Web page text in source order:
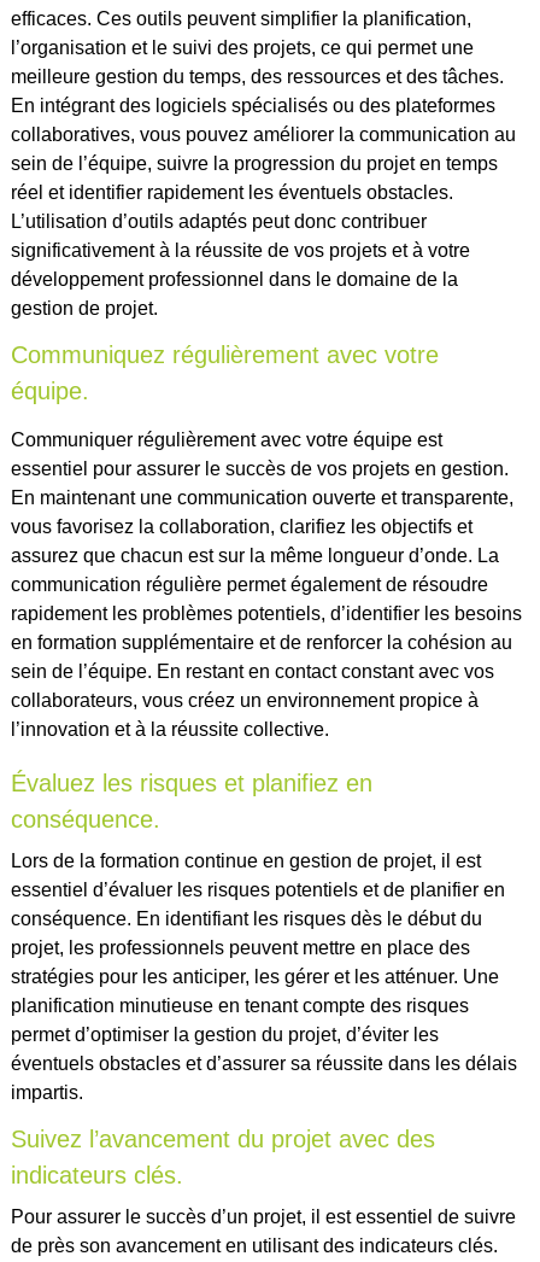
efficaces. Ces outils peuvent simplifier la planification,
l’organisation et le suivi des projets, ce qui permet une
meilleure gestion du temps, des ressources et des tâches.
En intégrant des logiciels spécialisés ou des plateformes
collaboratives, vous pouvez améliorer la communication au
sein de l’équipe, suivre la progression du projet en temps
réel et identifier rapidement les éventuels obstacles.
L’utilisation d’outils adaptés peut donc contribuer
significativement à la réussite de vos projets et à votre
développement professionnel dans le domaine de la
gestion de projet.
Communiquez régulièrement avec votre
équipe.
Communiquer régulièrement avec votre équipe est
essentiel pour assurer le succès de vos projets en gestion.
En maintenant une communication ouverte et transparente,
vous favorisez la collaboration, clarifiez les objectifs et
assurez que chacun est sur la même longueur d’onde. La
communication régulière permet également de résoudre
rapidement les problèmes potentiels, d’identifier les besoins
en formation supplémentaire et de renforcer la cohésion au
sein de l’équipe. En restant en contact constant avec vos
collaborateurs, vous créez un environnement propice à
l’innovation et à la réussite collective.
Évaluez les risques et planifiez en
conséquence.
Lors de la formation continue en gestion de projet, il est
essentiel d’évaluer les risques potentiels et de planifier en
conséquence. En identifiant les risques dès le début du
projet, les professionnels peuvent mettre en place des
stratégies pour les anticiper, les gérer et les atténuer. Une
planification minutieuse en tenant compte des risques
permet d’optimiser la gestion du projet, d’éviter les
éventuels obstacles et d’assurer sa réussite dans les délais
impartis.
Suivez l’avancement du projet avec des
indicateurs clés.
Pour assurer le succès d’un projet, il est essentiel de suivre
de près son avancement en utilisant des indicateurs clés.